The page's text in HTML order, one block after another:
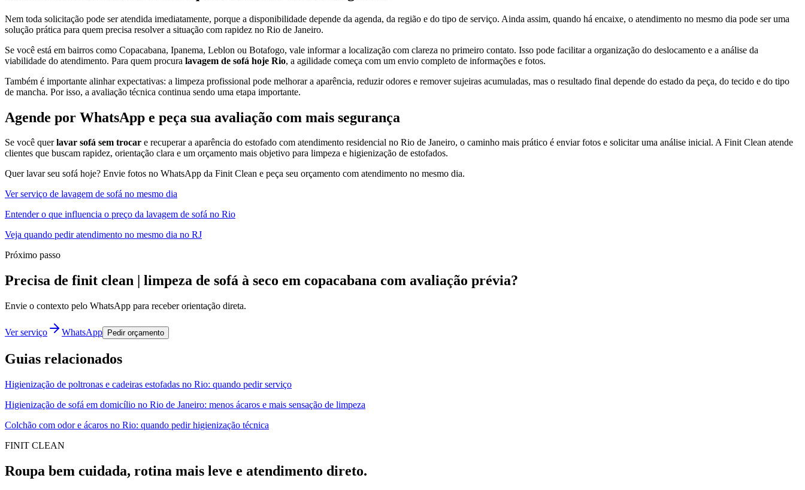
Nem toda solicitação pode ser atendida imediatamente, porque a disponibilidade depende da agenda, da região e do tipo de serviço. Ainda assim, quando há encaixe, o atendimento no mesmo dia pode ser uma
solução prática para quem precisa resolver a situação com rapidez no Rio de Janeiro.
Se você está em bairros como Copacabana, Ipanema, Leblon ou Botafogo, vale informar a localização com clareza no primeiro contato. Isso pode facilitar a organização do deslocamento e a análise da
viabilidade do atendimento. Para quem procura lavagem de sofá hoje Rio, a agilidade começa com um envio completo de informações e fotos.
Também é importante alinhar expectativas: a limpeza profissional pode melhorar a aparência, reduzir odores e remover sujeiras acumuladas, mas o resultado final depende do estado da peça, do tecido e do tipo
de mancha. Por isso, a avaliação técnica continua sendo uma etapa importante.
Agende por WhatsApp e peça sua avaliação com mais segurança
Se você querlavar sofá sem trocar e recuperar a aparência do estofado com atendimento residencial no Rio de Janeiro, o caminho mais prático é enviar fotos e solicitar uma análise inicial. A Finit Clean atende
clientes que buscam rapidez, orientação clara e um orçamento mais objetivo para limpeza e higienização de estofados.
Quer lavar seu sofá hoje? Envie fotos no WhatsApp da Finit Clean e peça seu orçamento com atendimento no mesmo dia.
Ver serviço de lavagem de sofá no mesmo dia
Entender o que influencia o preço da lavagem de sofá no Rio
Veja quando pedir atendimento no mesmo dia no RJ
Próximo passo
Precisa de finit clean | limpeza de sofá à seco em copacabana com avaliação prévia?
Envie o contexto pelo WhatsApp para receber orientação direta.
Ver serviço WhatsApp Pedir orçamento
Guias relacionados
Higienização de poltronas e cadeiras estofadas no Rio: quando pedir serviço
Higienização de sofá em domicílio no Rio de Janeiro: menos ácaros e mais sensação de limpeza
Colchão com odor e ácaros no Rio: quando pedir higienização técnica
FINIT CLEAN
Roupa bem cuidada, rotina mais leve e atendimento direto.